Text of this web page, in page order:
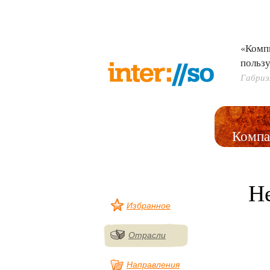
Избранное
Отрасли
Направления